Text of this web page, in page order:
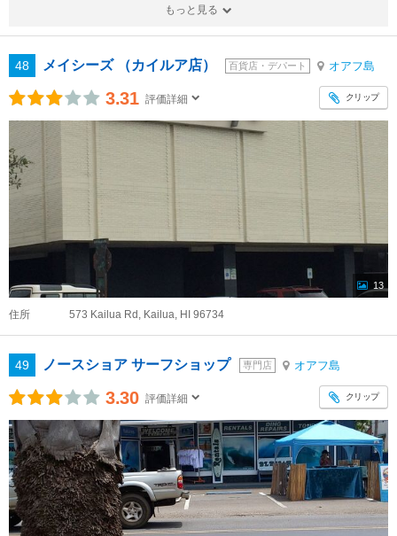
もっと見る
48 メイシーズ （カイルア店） 百貨店・デパート オアフ島
3.31 評価詳細 クリップ
13
住所 573 Kailua Rd, Kailua, HI 96734
49 ノースショア サーフショップ 専門店 オアフ島
3.30 評価詳細 クリップ